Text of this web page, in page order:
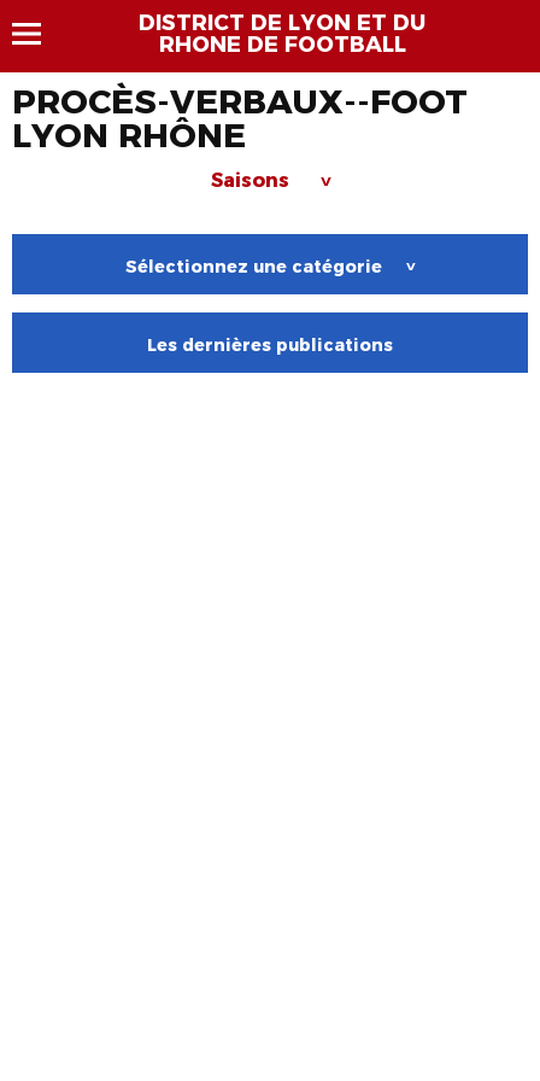
DISTRICT DE LYON ET DU
RHONE DE FOOTBALL
PROCÈS-VERBAUX--FOOT
LYON RHÔNE
Saisons >
Sélectionnez une catégorie >
Les dernières publications